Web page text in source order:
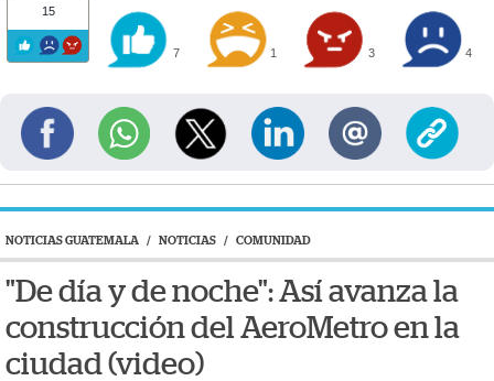
15
7 1 3 4
NOTICIAS GUATEMALA / NOTICIAS / COMUNIDAD
"De día y de noche": Así avanza la
construcción del AeroMetro en la
ciudad (video)